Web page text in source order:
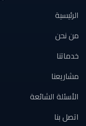
الرئيسية
من نحن
خدماتنا
مشاريعنا
الأسئلة الشائعة
اتصل بنا